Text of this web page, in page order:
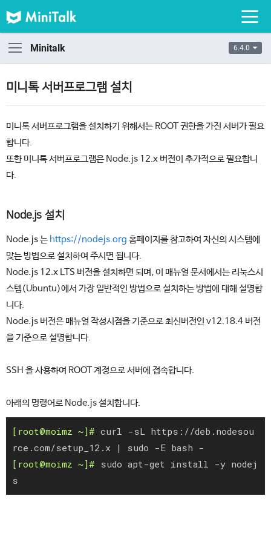
Minitalk 6.4.0
미니톡 서버프로그램 설치
미니톡 서버프로그램을 설치하기 위해서는 ROOT 권한을 가진 서버가 필요
합니다.
또한 미니톡 서버프로그램은 Node.js 12.x 버전이 추가적으로 필요합니
다.
Node.js 설치
Node.js 는 https://nodejs.org 홈페이지를 참고하여 자신의 시스템에
맞는 방법으로 설치하여 주시면 됩니다.
Node.js 12.x LTS 버전을 설치하면 되며, 이 매뉴얼 문서에서는 리눅스시
스템(Ubuntu)에서 가장 일반적인 방법으로 설치하는 방법에 대해 설명합
니다.
Node.js 버전은 매뉴얼 작성시점을 기준으로 최신버전인 v12.18.4 버전
을 기준으로 설명합니다.
SSH 을 사용하여 ROOT 계정으로 서버에 접속합니다.
아래의 명령어로 Node.js 설치합니다.
curl -sL https://deb.nodesou
rce.com/setup_12.x | sudo -E bash -
sudo apt-get install -y nodej
s